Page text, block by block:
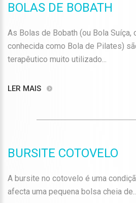
BOLAS DE BOBATH
As Bolas de Bobath (ou Bola Suíça,
conhecida como Bola de Pilates)
terapêutico muito utilizado...
LER MAIS
BURSITE COTOVELO
A bursite no cotovelo é uma
afecta uma pequena bolsa cheia